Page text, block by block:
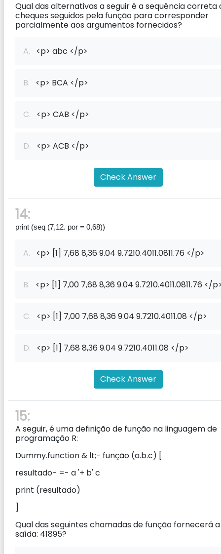
Qual das alternativas a seguir é a sequência correta
cheques seguidos pela função para corresponder
parcialmente aos argumentos fornecidos?
A. <p> abc </p>
B. <p> BCA </p>
C. <p> CAB </p>
D. <p> ACB </p>
Check Answer
14:
print (seq (7,12. por = 0,68))
A. <p> [1] 7,68 8,36 9.04 9.7210.4011.0811.76 </p>
B. <p> [1] 7,00 7,68 8,36 9.04 9.7210.4011.0811.76 </
C. <p> [1] 7,00 7,68 8,36 9.04 9.7210.4011.08 </p>
D. <p> [1] 7,68 8,36 9.04 9.7210.4011.08 </p>
Check Answer
15:
A seguir, é uma definição de função na linguagem de
programação R:
Dummy.function & lt;- função (a.b.c) [
resultado- =- a '+ b' c
print (resultado)
]
Qual das seguintes chamadas de função fornecerá a
saída: 41895?